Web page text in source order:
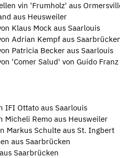
vin 'Frumholz' aus
aus Heusweiler
Klaus Mock aus Saarlouis
Adrian Kempf aus
Patricia Becker aus Saarlouis
'Comer Salud' von Guido
IFI Ottato aus Saarlouis
Micheli Remo aus Heusweiler
Markus Schulte aus St. Ingbert
aus Saarbrücken
Saarbrücken